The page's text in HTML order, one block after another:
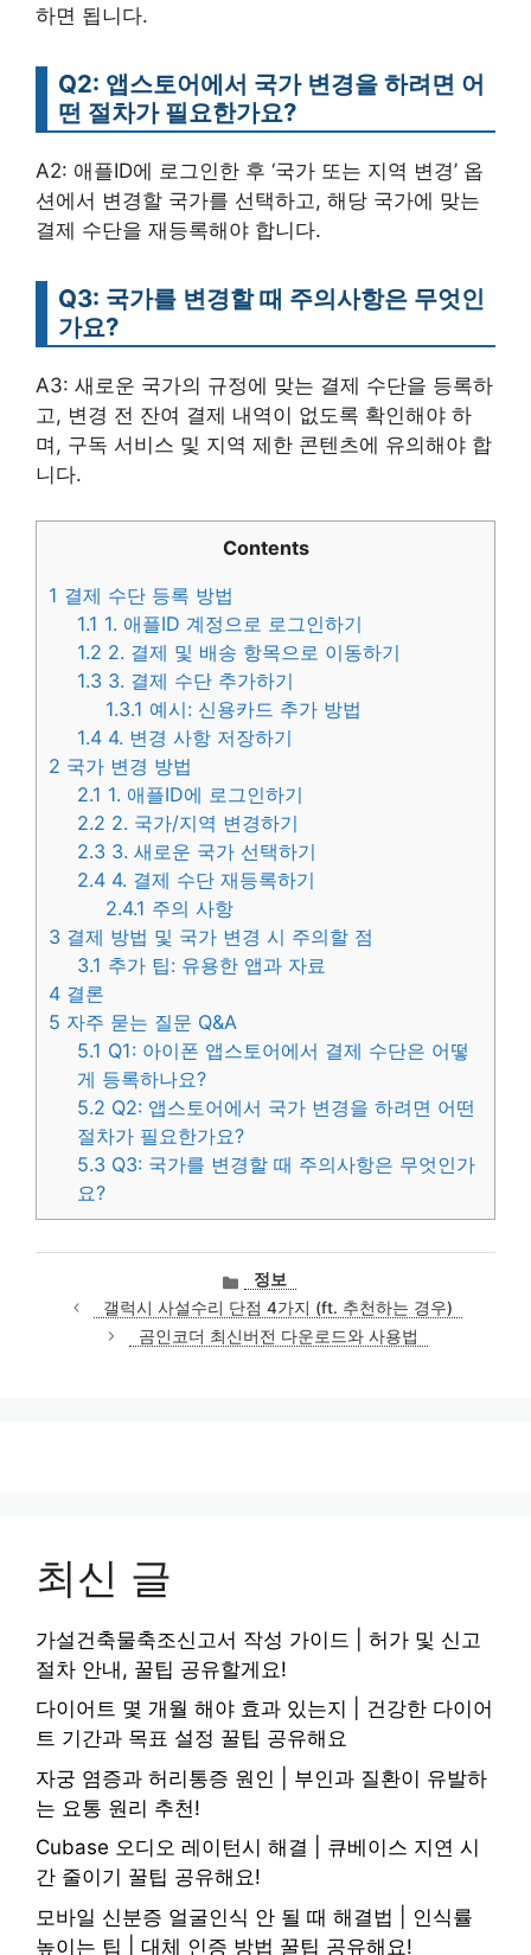
하면 됩니다.
Q2: 앱스토어에서 국가 변경을 하려면 어
떤 절차가 필요한가요?
A2: 애플ID에 로그인한 후 ‘국가 또는 지역 변경’ 옵
션에서 변경할 국가를 선택하고, 해당 국가에 맞는
결제 수단을 재등록해야 합니다.
Q3: 국가를 변경할 때 주의사항은 무엇인
가요?
A3: 새로운 국가의 규정에 맞는 결제 수단을 등록하
고, 변경 전 잔여 결제 내역이 없도록 확인해야 하
며, 구독 서비스 및 지역 제한 콘텐츠에 유의해야 합
니다.
Contents
1 결제 수단 등록 방법
1.1 1. 애플ID 계정으로 로그인하기
1.2 2. 결제 및 배송 항목으로 이동하기
1.3 3. 결제 수단 추가하기
1.3.1 예시: 신용카드 추가 방법
1.4 4. 변경 사항 저장하기
2 국가 변경 방법
2.1 1. 애플ID에 로그인하기
2.2 2. 국가/지역 변경하기
2.3 3. 새로운 국가 선택하기
2.4 4. 결제 수단 재등록하기
2.4.1 주의 사항
3 결제 방법 및 국가 변경 시 주의할 점
3.1 추가 팁: 유용한 앱과 자료
4 결론
5 자주 묻는 질문 Q&A
5.1 Q1: 아이폰 앱스토어에서 결제 수단은 어떻
게 등록하나요?
5.2 Q2: 앱스토어에서 국가 변경을 하려면 어떤
절차가 필요한가요?
5.3 Q3: 국가를 변경할 때 주의사항은 무엇인가
요?
카
테
고
리
정보
갤럭시 사설수리 단점 4가지 (ft. 추천하는 경우)
곰인코더 최신버전 다운로드와 사용법
최신 글
가설건축물축조신고서 작성 가이드 | 허가 및 신고
절차 안내, 꿀팁 공유할게요!
다이어트 몇 개월 해야 효과 있는지 | 건강한 다이어
트 기간과 목표 설정 꿀팁 공유해요
자궁 염증과 허리통증 원인 | 부인과 질환이 유발하
는 요통 원리 추천!
Cubase 오디오 레이턴시 해결 | 큐베이스 지연 시
간 줄이기 꿀팁 공유해요!
모바일 신분증 얼굴인식 안 될 때 해결법 | 인식률
높이는 팁 | 대체 인증 방법 꿀팁 공유해요!